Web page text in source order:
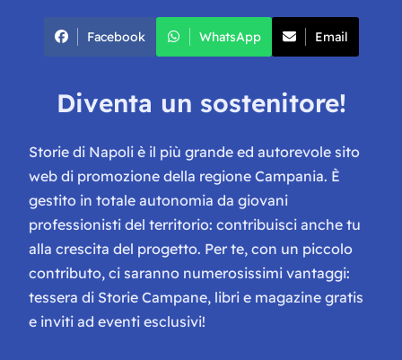
Facebook WhatsApp Email
Diventa un sostenitore!
Storie di Napoli è il più grande ed autorevole sito
web di promozione della regione Campania. È
gestito in totale autonomia da giovani
professionisti del territorio: contribuisci anche tu
alla crescita del progetto. Per te, con un piccolo
contributo, ci saranno numerosissimi vantaggi:
tessera di Storie Campane, libri e magazine gratis
e inviti ad eventi esclusivi!